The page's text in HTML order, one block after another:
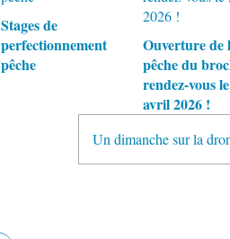
Stages de
perfectionnement
pêche
Ouverture de
pêche du
rendez-vous
avril 2026 !
Un dimanche sur la